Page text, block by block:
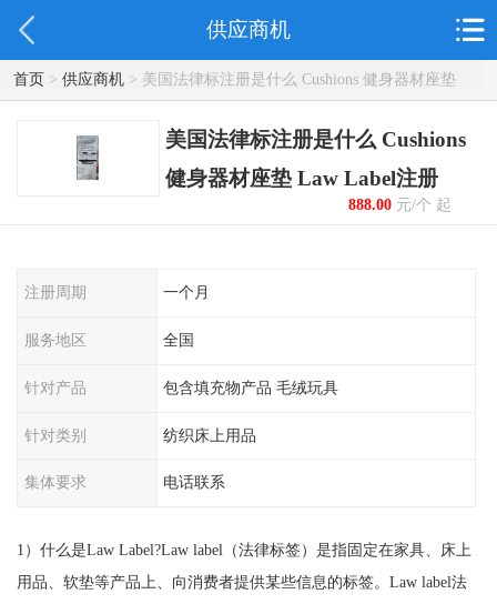
供应商机
首页> 供应商机> 美国法律标注册是什么 Cushions 健身器材座垫
Law Label注册
美国法律标注册是什么 Cushions
健身器材座垫 Law Label注册
888.00元/个 起
注册周期 一个月
服务地区 全国
针对产品 包含填充物产品 毛绒玩具
针对类别 纺织床上用品
集体要求 电话联系
1）什么是Law Label?Law label（法律标签）是指固定在家具、床上
用品、软垫等产品上、向消费者提供某些信息的标签。Law label法